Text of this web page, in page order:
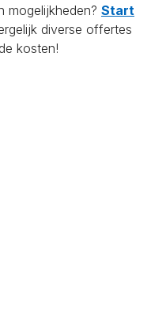
mogelijkheden? Start
diverse offertes
kosten!